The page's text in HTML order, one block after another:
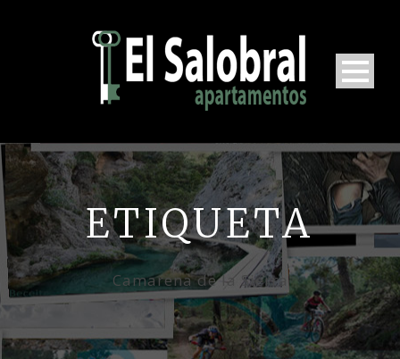
ETIQUETA
Camarena de la Sierra